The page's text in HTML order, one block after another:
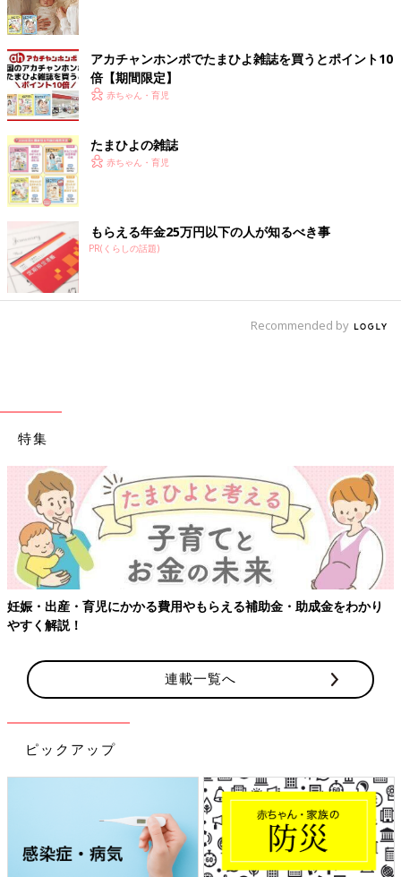
アカチャンホンポでたまひよ雑誌を買うとポイント10
倍【期間限定】
赤ちゃん・育児
たまひよの雑誌
赤ちゃん・育児
もらえる年金25万円以下の人が知るべき事
PR(くらしの話題)
Recommended by
特集
助金・助成金をわかり 【ワクチン接種できるものも】妊婦の感
連載一覧へ
ピックアップ